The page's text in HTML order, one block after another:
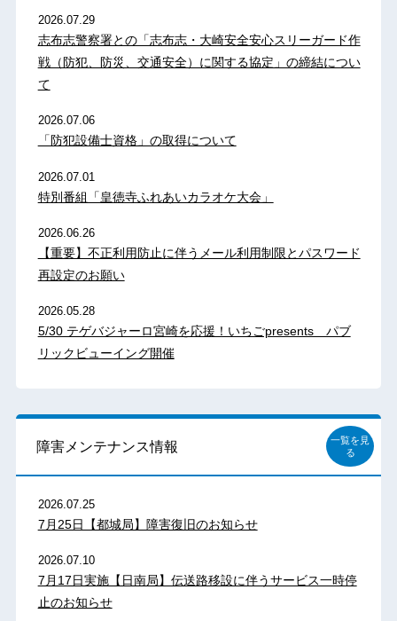
2026.07.29
志布志警察署との「志布志・大崎安全安心スリーガード作
戦（防犯、防災、交通安全）に関する協定」の締結につい
て
2026.07.06
「防犯設備士資格」の取得について
2026.07.01
特別番組「皇徳寺ふれあいカラオケ大会」
2026.06.26
【重要】不正利用防止に伴うメール利用制限とパスワード
再設定のお願い
2026.05.28
5/30 テゲバジャーロ宮崎を応援！いちごpresents パブ
リックビューイング開催
障害メンテナンス情報
一覧を見
る
2026.07.25
7月25日【都城局】障害復旧のお知らせ
2026.07.10
7月17日実施【日南局】伝送路移設に伴うサービス一時停
止のお知らせ